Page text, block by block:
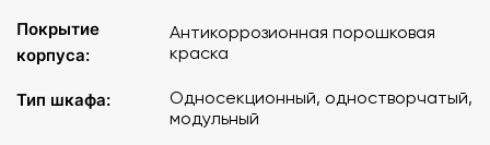
Покрытие
корпуса:
Антикоррозионная порошковая
краска
Тип шкафа:
Односекционный, одностворчатый,
модульный